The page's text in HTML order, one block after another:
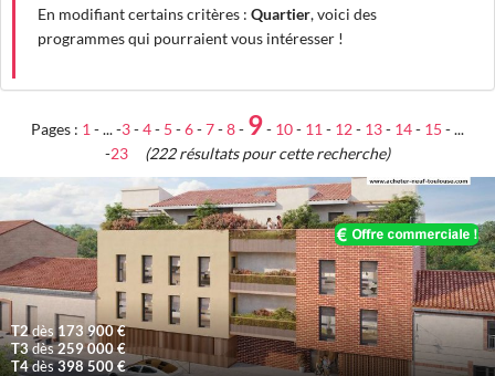
En modifiant certains critères : Quartier, voici des
programmes qui pourraient vous intéresser !
Pages : 1 - ... -3-4- 5 -6-7-8- 9- 10- 11 - 12- 13- 14- 15 - ...
-23 (222 résultats pour cette recherche)
T2dès 173 900 €
T3dès259 000 €
T4dès398 500 €